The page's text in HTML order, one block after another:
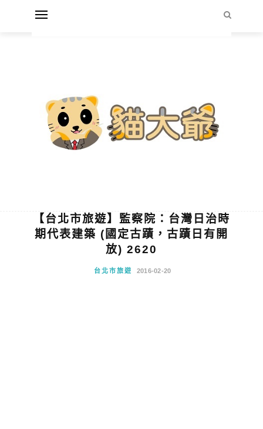
【台北市旅遊】監察院：台灣日治時
期代表建築 (國定古蹟，古蹟日有開
放) 2620
台北市旅遊 2016-02-20